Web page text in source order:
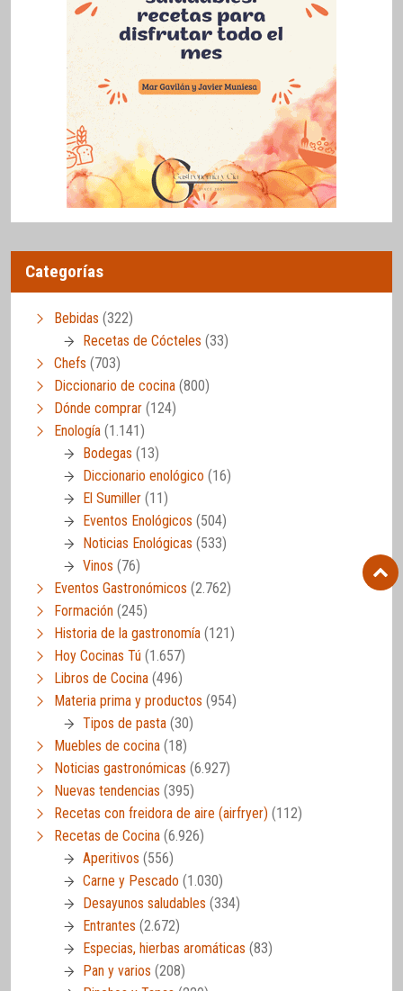
Categorías
Bebidas (322)
Recetas de Cócteles (33)
Chefs (703)
Diccionario de cocina (800)
Dónde comprar (124)
Enología (1.141)
Bodegas (13)
Diccionario enológico (16)
El Sumiller (11)
Eventos Enológicos (504)
Noticias Enológicas (533)
Vinos (76)
Eventos Gastronómicos (2.762)
Formación (245)
Historia de la gastronomía (121)
Hoy Cocinas Tú (1.657)
Libros de Cocina (496)
Materia prima y productos (954)
Tipos de pasta (30)
Muebles de cocina (18)
Noticias gastronómicas (6.927)
Nuevas tendencias (395)
Recetas con freidora de aire (airfryer) (112)
Recetas de Cocina (6.926)
Aperitivos (556)
Carne y Pescado (1.030)
Desayunos saludables (334)
Entrantes (2.672)
Especias, hierbas aromáticas (83)
Pan y varios (208)